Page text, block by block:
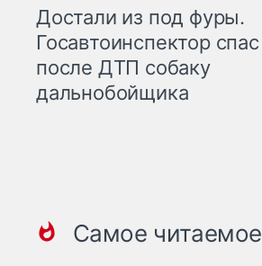
Достали из под фуры.
Госавтоинспектор спас
после ДТП собаку
дальнобойщика
Самое читаемое